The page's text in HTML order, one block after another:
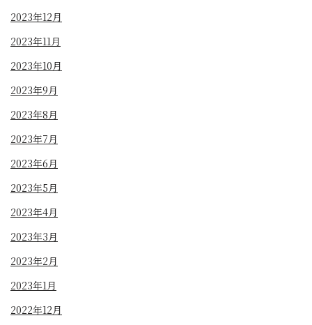
2023年12月
2023年11月
2023年10月
2023年9月
2023年8月
2023年7月
2023年6月
2023年5月
2023年4月
2023年3月
2023年2月
2023年1月
2022年12月